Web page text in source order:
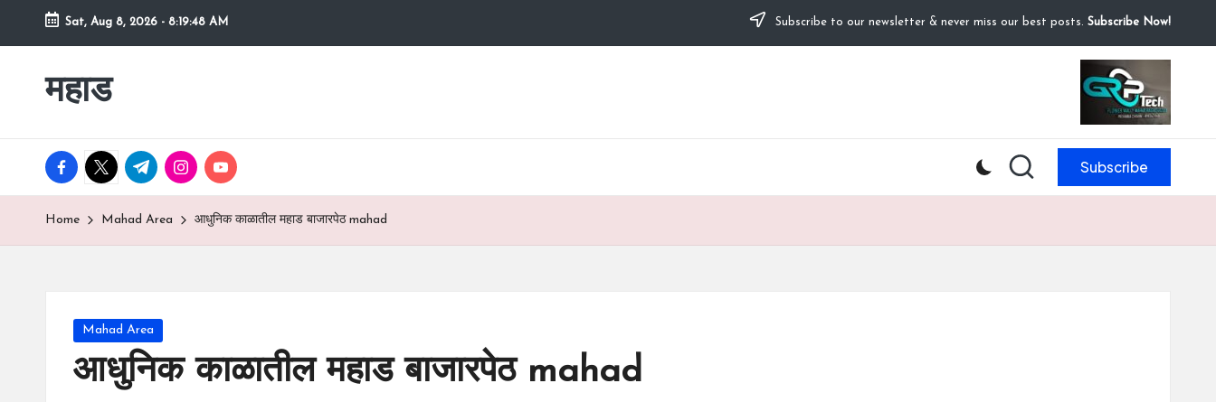
Skip
content
Sat, Aug 8, 2026 - 8:19:49 AM Subscribe to our newsletter & never miss our best posts. Subscribe Now!
महाड
कोकणातील
Raigad
रायगड
facebook.com
twitter.com
t.me instagram.com
youtube.com Subscribe
Home Mahad Area आधुनिक काळातील महाड बाजारपेठ mahad
Posted
Mahad Area
आधुनिक काळातील महाड बाजारपेठ mahad